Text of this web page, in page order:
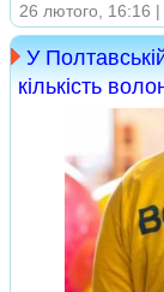
26 лютого, 16:16 |
У
кількість